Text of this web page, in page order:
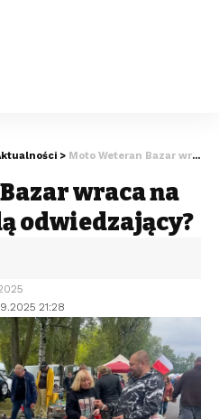
> Moto Weteran Bazar wraca na Start. Co znajdą odwiedzający?
wraca na
odwiedzający?
21:28